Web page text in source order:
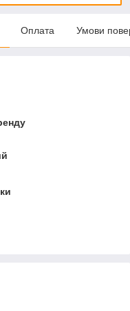
Оплата Умови